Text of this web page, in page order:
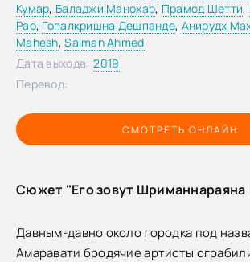
СМОТРЕТЬ ОНЛАЙН
Кумар, Баладжи Манохар, Прамод Шетти,
Рао, Гопалкришна Дешпанде, Анирудх
Mahesh,Salman Ahmed
Дата выхода: 2019
Перевод:
Сюжет "Его зовут Шриманнараяна
Давным-давно около городка под
Амаравати бродячие артисты